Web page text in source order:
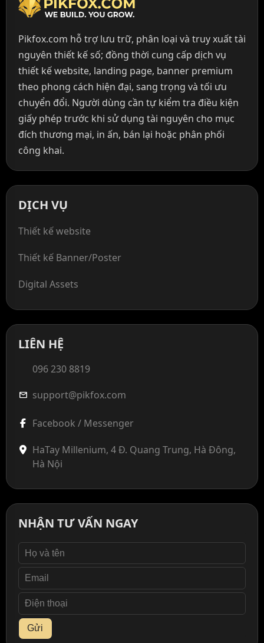
Pikfox.com hỗ trợ lưu trữ, phân loại và truy xuất tài
nguyên thiết kế số; đồng thời cung cấp dịch vụ
thiết kế website, landing page, banner premium
theo phong cách hiện đại, sang trọng và tối ưu
chuyển đổi. Người dùng cần tự kiểm tra điều kiện
giấy phép trước khi sử dụng tài nguyên cho mục
đích thương mại, in ấn, bán lại hoặc phân phối
công khai.
DỊCH VỤ
Thiết kế website
Thiết kế Banner/Poster
Digital Assets
LIÊN HỆ
096 230 8819
mail support@pikfox.com
Facebook / Messenger
HaTay Millenium, 4 Đ. Quang Trung, Hà Đông,
Hà Nội
NHẬN TƯ VẤN NGAY
Gửi